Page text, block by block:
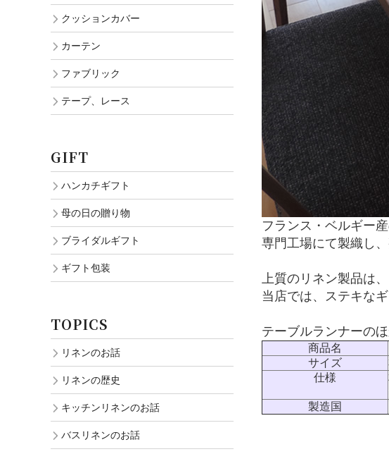
フランス・ベルギー
専門工場にて製織し、
上質のリネン製品は
当店では、ステキな
テーブルランナーの
商品名
サイズ
仕様
製造国
クッションカバー
カーテン
ファブリック
テープ、レース
GIFT
ハンカチギフト
母の日の贈り物
ブライダルギフト
ギフト包装
TOPICS
リネンのお話
リネンの歴史
キッチンリネンのお話
バスリネンのお話